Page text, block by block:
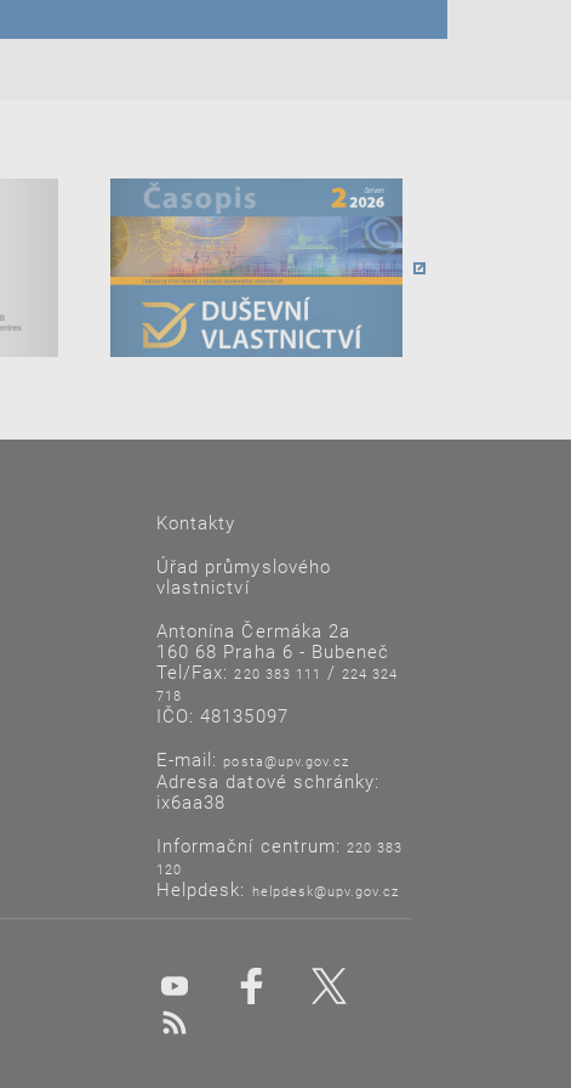
Kontakty
Úřad průmyslového
vlastnictví
Antonína Čermáka 2a
160 68 Praha 6 - Bubeneč
Tel/Fax:220 383 111 /224 324
718
IČO: 48135097
E-mail: posta@upv.gov.cz
Adresa datové schránky:
ix6aa38
Informační centrum: 220 383
120
Helpdesk: helpdesk@upv.gov.cz